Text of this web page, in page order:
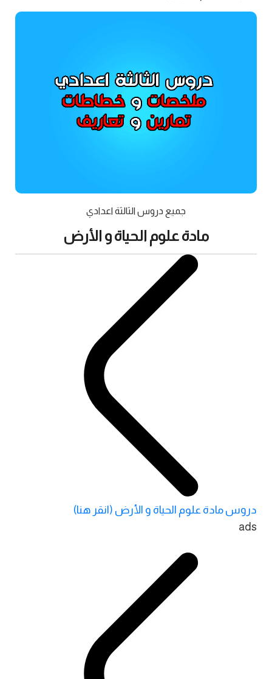
جميع دروس الثالثة اعدادي
مادة علوم الحياة و الأرض
دروس مادة علوم الحياة و الأرض (انقر هنا)
ads